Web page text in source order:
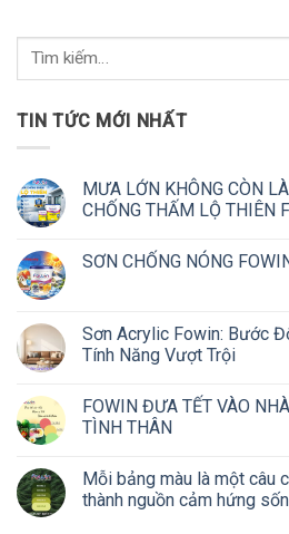
TIN TỨC MỚI NHẤT
MƯA LỚN KHÔNG CÒN
CHỐNG THẤM LỘ THIÊN
SƠN CHỐNG NÓNG
Sơn Acrylic Fowin: Bước
Tính Năng Vượt Trội
FOWIN ĐƯA TẾT VÀO
TÌNH THÂN
Mỗi bảng màu là một câu
thành nguồn cảm hứng